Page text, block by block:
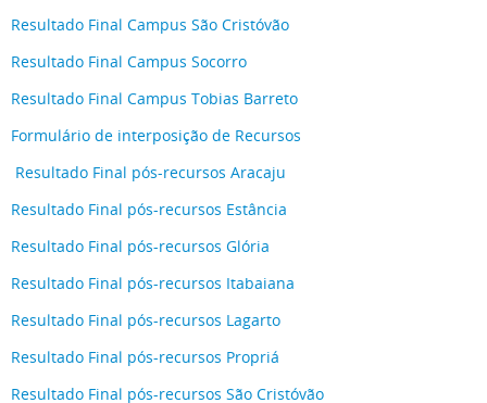
Resultado Final Campus São Cristóvão
Resultado Final Campus Socorro
Resultado Final Campus Tobias Barreto
Formulário de interposição de Recursos
Resultado Final pós-recursos Aracaju
Resultado Final pós-recursos Estância
Resultado Final pós-recursos Glória
Resultado Final pós-recursos Itabaiana
Resultado Final pós-recursos Lagarto
Resultado Final pós-recursos Propriá
Resultado Final pós-recursos São Cristóvão